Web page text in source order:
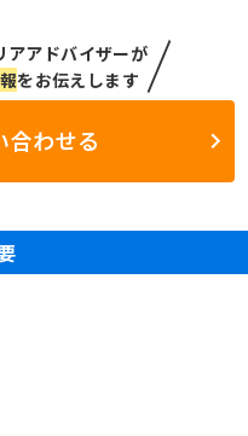
アアドバイザーが
をお伝えします
合わせる